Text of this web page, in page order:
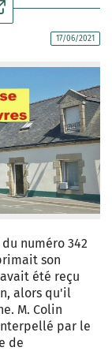
17/06/2021
numéro 342
son
été reçu
alors qu'il
M. Colin
par le
de